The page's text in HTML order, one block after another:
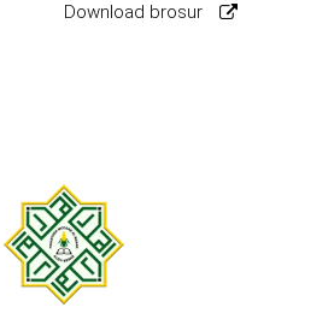
Download brosur